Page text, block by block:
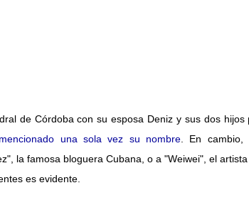
de Córdoba con su esposa Deniz y sus dos hijos
una sola vez su nombre. En cambio,
la famosa bloguera Cubana, o a "Weiwei", el
es evidente.